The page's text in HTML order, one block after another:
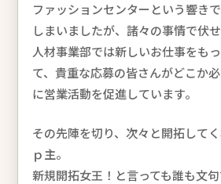
ファッションセンターという響き
しまいましたが、諸々の事情で伏
人材事業部では新しいお仕事をも
て、貴重な応募の皆さんがどこか
に営業活動を促進しています。
その先陣を切り、次々と開拓して
ｐ主。
新規開拓女王！と言っても誰も文